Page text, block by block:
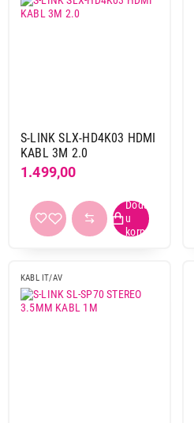
S-LINK SLX-HD4K03 HDMI
KABL 3M 2.0
1.499,00
KABL IT/AV